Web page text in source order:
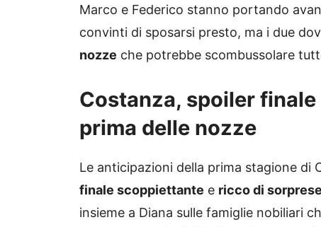
Marco e Federico stanno portando
convinti di sposarsi presto, ma i due
nozze che potrebbe scombussolare
Costanza, spoiler
prima delle nozze
Le anticipazioni della prima stagione di
finale scoppiettante e ricco di sorprese
insieme a Diana sulle famiglie nobiliari